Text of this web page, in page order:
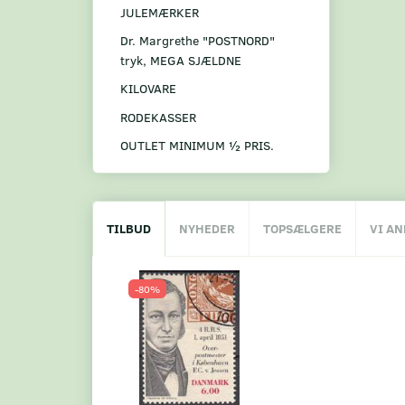
JULEMÆRKER
Dr. Margrethe "POSTNORD"
tryk, MEGA SJÆLDNE
KILOVARE
RODEKASSER
OUTLET MINIMUM ½ PRIS.
TILBUD NYHEDER TOPSÆLGERE VI
-80%